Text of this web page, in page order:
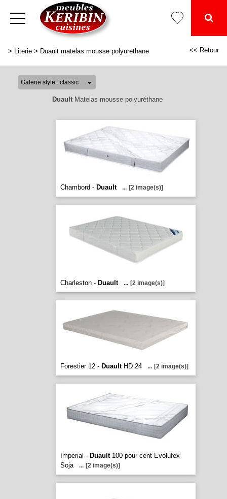
> Literie > Duault matelas mousse polyurethane << Retour
DuaultMatelas mousse polyuréthane
Chambord - Duault ... [2 image(s)]
Charleston - Duault ... [2 image(s)]
Forestier 12 - DuaultHD 24 ... [2 image(s)]
Imperial - Duault100 pour cent Evolufex
Soja
... [2 image(s)]